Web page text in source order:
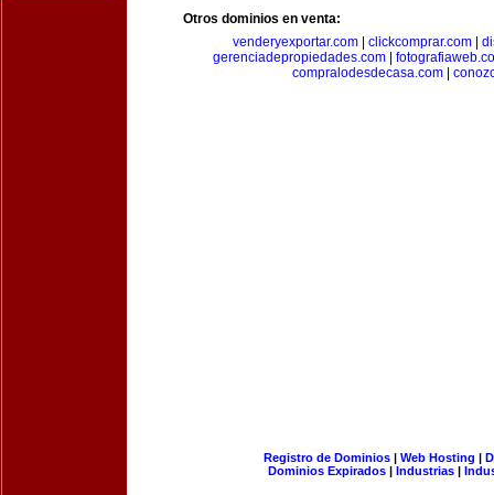
Otros dominios en venta:
venderyexportar.com
clickcomprar.com
gerenciadepropiedades.com|
compralodesdecasa.com|
Registro de Dominios| Web Hosting |
Dominios Expirados | Industrias |